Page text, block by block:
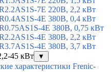
7E 220В, 2,2 кВт
4E 380В, 0,4 кВт
4E 380В, 0,75 кВт
4E 380В, 2,2 кВт
4E 380В, 3,7 кВт
45 кВт
▼
характеристики Frenic-